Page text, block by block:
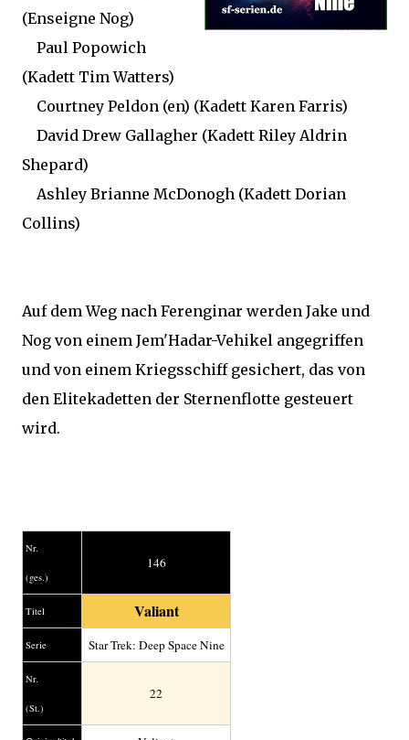
(Enseigne Nog)
Paul Popowich
(Kadett Tim Watters)
Courtney Peldon (en) (Kadett Karen Farris)
David Drew Gallagher (Kadett Riley Aldrin
Shepard)
Ashley Brianne McDonogh (Kadett Dorian
Collins)
Auf dem Weg nach Ferenginar werden Jake und
Nog von einem Jem'Hadar-Vehikel angegriffen
und von einem Kriegsschiff gesichert, das von
den Elitekadetten der Sternenflotte gesteuert
wird.
Nr.
(ges.)
146
Titel Valiant
Serie Star Trek: Deep Space Nine
Nr.
(St.)
22